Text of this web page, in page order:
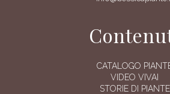
CATALOGO
VIDEO VIVAI
STORIE DI PIANTE